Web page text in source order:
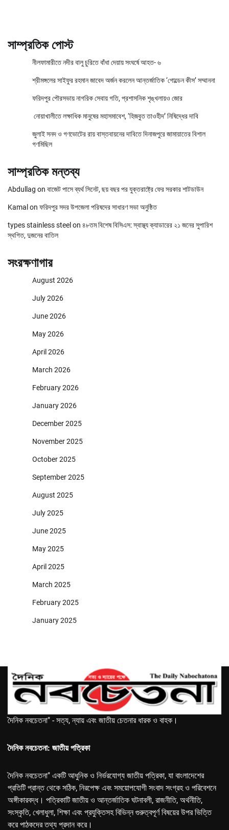
সাম্প্রতিক পোস্ট
নীলফামারীতে নদীর বালু চুরিতে বাঁধা দেয়ায় সংঘর্ষে আহত- ৬
শ্রীমঙ্গলের সাইফুর রহমান জাবেদ অর্জন করলেন আন্তর্জাতিক ‘গোল্ডেন কীস’ সম্মাননা
ফরিদপুর পৌরসভায় নাগরিক সেবায় গতি, প্রশাসনিক শৃঙ্খলায়ও জোর
নোয়াখালীতে লক্ষাধিক মানুষের মহাসমাবেশ, ‘হিজবুত তাওহীদ’ নিষিদ্ধের দাবি
জুলাই সনদ ও গণভোটের রায় বাস্তবায়নের দাবিতে দিনাজপুরে জামায়াতের বিশাল
গণমিছিল
সাম্প্রতিক মন্তব্য
Abdullag on বাজেট পাসে ব্যর্থ সিনেট, ছয় বছর পর যুক্তরাষ্ট্রে ফের সরকার শাটডাউন
Kamal on ফরিদপুর সদর উপজেলা পরিষদের সাধারণ সভা অনুষ্ঠিত
types stainless steel on ৪৮তম বিশেষ বিসিএস: স্বাস্থ্য ক্যাডারের ২১ জনের সুপারিশ
স্থগিত, দুজনের বাতিল
সংরক্ষণাগার
August 2026
July 2026
June 2026
May 2026
April 2026
March 2026
February 2026
January 2026
December 2025
November 2025
October 2025
September 2025
August 2025
July 2025
June 2025
May 2025
April 2025
March 2025
February 2025
January 2025
দৈনিক নবচেতনা" - সত্য, ন্যায় এবং জাতীয় চেতনার ধারক ও বাহক।
দৈনিক নবচেতনা: জাতীয় পত্রিকা
দৈনিক নবচেতনা" একটি আধুনিক ও নির্ভরযোগ্য জাতীয় পত্রিকা, যা বাংলাদেশের
প্রতিটি প্রান্ত থেকে সঠিক, নিরপেক্ষ এবং সময়োপযোগী সংবাদ সংগ্রহ ও পরিবেশনে
অঙ্গীকারবদ্ধ। পত্রিকাটি জাতীয় ও আন্তর্জাতিক ঘটনাবলী, রাজনীতি, অর্থনীতি,
সংস্কৃতি, খেলাধুলা, শিক্ষা এবং প্রযুক্তিসহ বিভিন্ন গুরুত্বপূর্ণ বিষয়ের উপর ভিত্তি
করে পাঠকদের তথ্য প্রদান করে।